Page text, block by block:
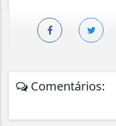
Comentários: